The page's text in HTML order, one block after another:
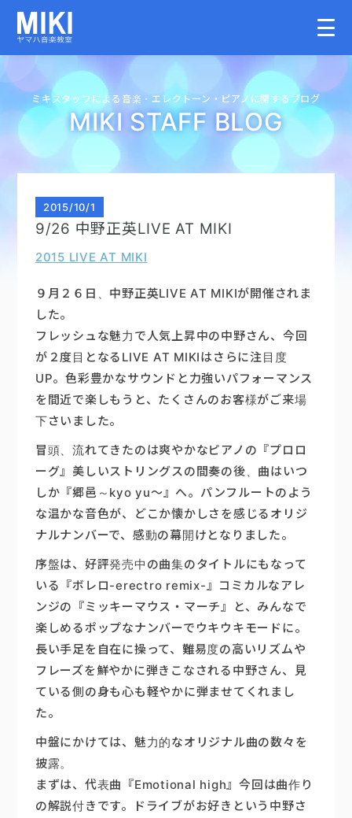
HOME
大人のコース
講師募集情報
イベント情報
楽器販売
ミキスタッフによる音楽・エレクトーン・ ピアノに関するブログ
MIKI STAFF BLOG
2015/10/1
9/26 中野正英LIVE AT MIKI
2015 LIVE AT MIKI
９月２６日、中野正英LIVE AT MIKIが開催されま
した。
フレッシュな魅力で人気上昇中の中野さん、今回
が２度目となるLIVE AT MIKIはさらに注目度
UP。色彩豊かなサウンドと力強いパフォーマンス
を間近で楽しもうと、たくさんのお客様がご来場
下さいました。
冒頭、流れてきたのは爽やかなピアノの『プロロ
ーグ』美しいストリングスの間奏の後、曲はいつ
しか『郷邑～kyo yu～』へ。パンフルートのよう
な温かな音色が、どこか懐かしさを感じるオリジ
ナルナンバーで、感動の幕開けとなりました。
序盤は、好評発売中の曲集のタイトルにもなって
いる『ボレロ-erectro remix-』コミカルなアレ
ンジの『ミッキーマウス・マーチ』と、みんなで
楽しめるポップなナンバーでウキウキモードに。
長い手足を自在に操って、難易度の高いリズムや
フレーズを鮮やかに弾きこなされる中野さん、見
ている側の身も心も軽やかに弾ませてくれまし
た。
中盤にかけては、魅力的なオリジナル曲の数々を
披露。
まずは、代表曲『Emotional high』今回は曲作り
の解説付きです。ドライブがお好きという中野さ